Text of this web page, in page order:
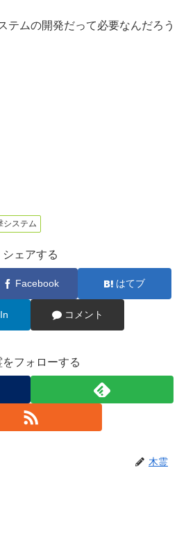
テムの開発だって必要なんだろう
システム
シェアする
Facebook はてブ
コメント
をフォローする
木霊